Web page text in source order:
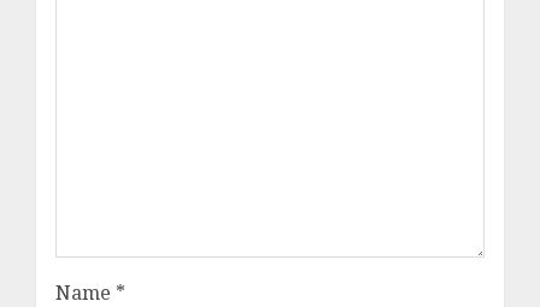
Name *